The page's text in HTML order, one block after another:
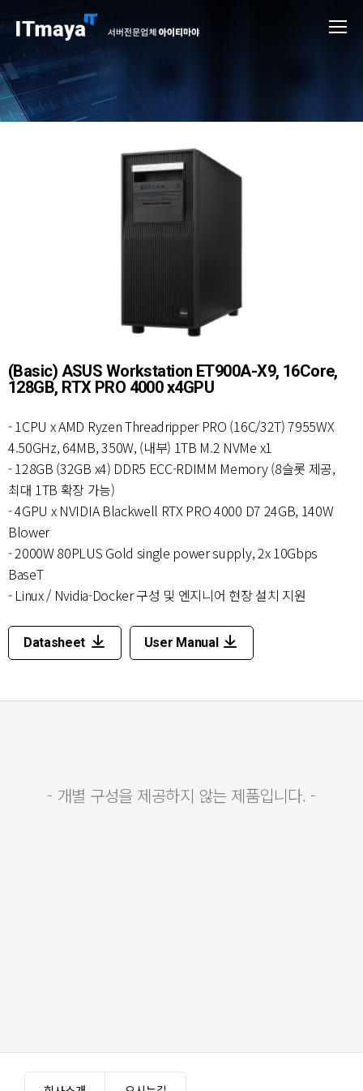
(Basic) ASUS Workstation ET900A-X9, 16Core,
128GB, RTX PRO 4000 x4GPU
- 1CPU x AMD Ryzen Threadripper PRO (16C/32T) 7955WX
4.50GHz, 64MB, 350W, (내부) 1TB M.2 NVMe x1
- 128GB (32GB x4) DDR5 ECC-RDIMM Memory (8슬롯 제공,
최대 1TB 확장 가능)
- 4GPU x NVIDIA Blackwell RTX PRO 4000 D7 24GB, 140W
Blower
- 2000W 80PLUS Gold single power supply, 2x 10Gbps
BaseT
- Linux / Nvidia-Docker 구성 및 엔지니어 현장 설치 지원
Datasheet User Manual
- 개별 구성을 제공하지 않는 제품입니다. -